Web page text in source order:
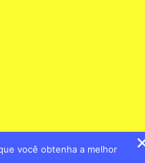
você obtenha a melhor